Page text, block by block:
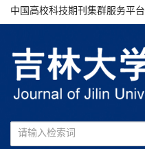
中国高校科技期刊集群服务平台